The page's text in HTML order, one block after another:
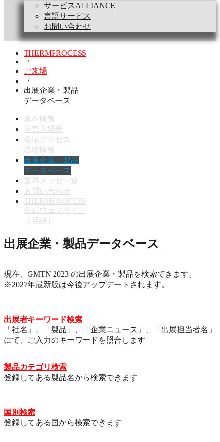
サービスALLIANCE
言語サービス
お問い合わせ
THERMPROCESS
/
ご来場
/
出展企業・製品
データベース
基本情報
前売入場券
会場アクセス・
現地情報
出展企業・製品
データベース
業界メッセ一覧
お問い合わせ
THERMPROCESS
公式ウェブサイト
（英語）
出展企業・製品データベース
現在、GMTN 2023 の出展企業・製品を検索できます。
※2027年最新版は今後アップデートされます。
出展者キーワード検索
「社名」、「製品」、「企業ニュース」、「出展担当者名」
にて、ご入力のキーワードを照合します
製品カテゴリ検索
登録してある製品名から検索できます
国別検索
登録してある国から検索できます